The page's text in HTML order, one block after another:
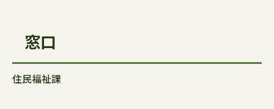
窓口
住民福祉課